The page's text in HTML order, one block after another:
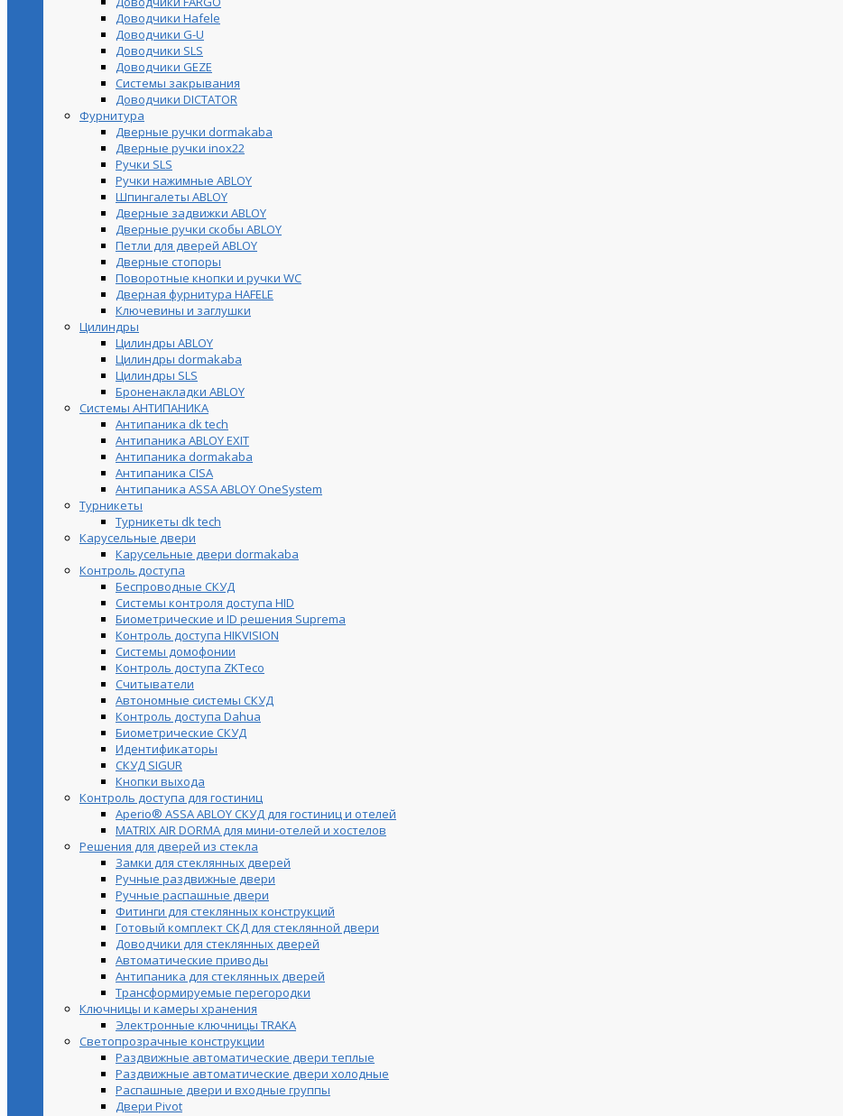
Доводчики Hafele
Доводчики G-U
Доводчики SLS
Доводчики GEZE
Cистемы закрывания
Доводчики DICTATOR
Фурнитура
Дверные ручки dormakaba
Дверные ручки inox22
Ручки SLS
Ручки нажимные ABLOY
Шпингалеты ABLOY
Дверные задвижки ABLOY
Дверные ручки скобы ABLOY
Петли для дверей ABLOY
Дверные стопоры
Поворотные кнопки и ручки WC
Дверная фурнитура HAFELE
Ключевины и заглушки
Цилиндры
Цилиндры ABLOY
Цилиндры dormakaba
Цилиндры SLS
Броненакладки ABLOY
Системы АНТИПАНИКА
Антипаника dk tech
Антипаника ABLOY EXIT
Антипаника dormakaba
Антипаника СISA
Антипаника ASSA ABLOY OneSystem
Турникеты
Турникеты dk tech
Карусельные двери
Карусельные двери dormakaba
Контроль доступа
Беспроводные СКУД
Системы контроля доступа HID
Биометрические и ID решения Suprema
Контроль доступа HIKVISION
Системы домофонии
Контроль доступа ZKTeco
Считыватели
Автономные системы СКУД
Контроль доступа Dahua
Биометрические СКУД
Идентификаторы
СКУД SIGUR
Кнопки выхода
Контроль доступа для гостиниц
Aperio® ASSA ABLOY СКУД для гостиниц и отелей
MATRIX AIR DORMA для мини-отелей и хостелов
Решения для дверей из стекла
Замки для стеклянных дверей
Ручные раздвижные двери
Ручные распашные двери
Фитинги для стеклянных конструкций
Готовый комплект СКД для стеклянной двери
Доводчики для стеклянных дверей
Автоматические приводы
Антипаника для стеклянных дверей
Трансформируемые перегородки
Ключницы и камеры хранения
Электронные ключницы TRAKA
Светопрозрачные конструкции
Раздвижные автоматические двери теплые
Раздвижные автоматические двери холодные
Распашные двери и входные группы
Двери Pivot